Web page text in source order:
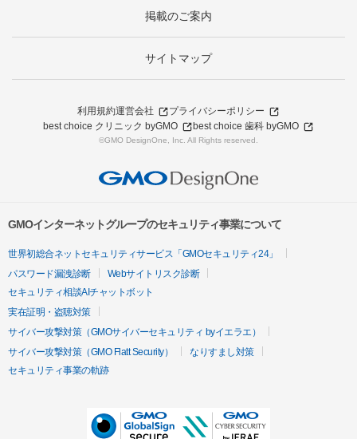
掲載のご案内
サイトマップ
利用規約運営会社
プライバシーポリシー
best choice クリニック byGMO
best choice 歯科 byGMO
©GMO DesignOne, Inc. All Rights reserved.
GMOインターネットグループのセキュリティ事業について
世界初総合ネットセキュリティサービス「GMOセキュリティ24」
パスワード漏洩診断
Webサイトリスク診断
セキュリティ相談AIチャットボット
実在証明・盗聴対策
サイバー攻撃対策（GMOサイバーセキュリティ byイエラエ）
サイバー攻撃対策（GMO Flatt Security）
なりすまし対策
セキュリティ事業の軌跡